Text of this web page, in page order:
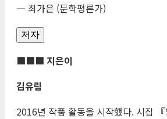
― 최가은 (문학평론가)
저자
■■■ 지은이
김유림
2016년 작품 활동을 시작했다. 시집